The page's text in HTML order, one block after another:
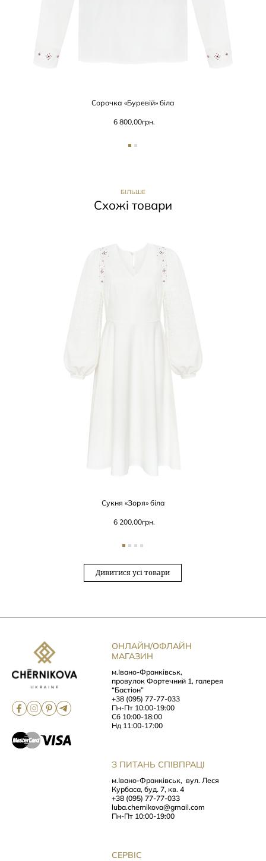
Сорочка «Буревій» біла
грн.
6 800,00
БІЛЬШЕ
Схожі товари
Сукня «Зоря» біла
грн.
6 200,00
Дивитися усі товари
ОНЛАЙН/ОФЛАЙН
МАГАЗИН
м.Івано-Франківськ,
провулок Фортечний 1, галерея
“Бастіон”
+38 (095) 77-77-033
Пн-Пт 10:00-19:00
Сб 10:00-18:00
Нд 11:00-17:00
З ПИТАНЬ СПІВПРАЦІ
м.Івано-Франківськ, вул. Леся
Курбаса, буд. 7, кв. 4
+38 (095) 77-77-033
luba.chernikova@gmail.com
Пн-Пт 10:00-19:00
СЕРВІС